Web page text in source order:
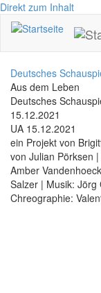
Direkt zum Inhalt
Deutsches
Aus dem Leben
Deutsches
15.12.2021
UA 15.12.2021
ein Projekt von
von Julian Pörksen
Amber
Salzer | Musik: Jörg
Chreographie: